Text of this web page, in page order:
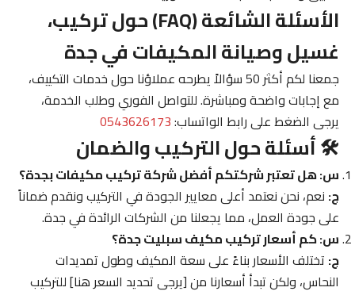
الأسئلة الشائعة (FAQ) حول تركيب،
غسيل وصيانة المكيفات في جدة
جمعنا لكم أكثر 50 سؤالاً يطرحه عملاؤنا حول خدمات التكييف،
مع إجابات واضحة ومباشرة. للتواصل الفوري وطلب الخدمة،
يرجى الضغط على رابط الواتساب:0543626173
🛠️ أسئلة حول التركيب والضمان
س: هل تعتبر شركتكم أفضل شركة تركيب مكيفات بجدة؟
ج: نعم، نحن نعتمد أعلى معايير الجودة في التركيب ونقدم ضماناً
على جودة العمل، مما يجعلنا من الشركات الرائدة في جدة.
س: كم أسعار تركيب مكيف سبليت جدة؟
ج: تختلف الأسعار بناءً على سعة المكيف وطول تمديدات
النحاس، ولكن تبدأ أسعارنا من [يرجى تحديد السعر هنا] للتركيب